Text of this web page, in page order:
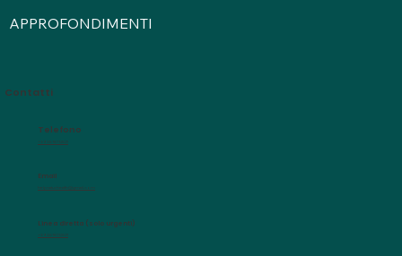
APPROFONDIMENTI
Contatti
Telefono
+39 3518112321
Email
helpnaturhealth@gmail.com
Linea diretta (solo urgenti)
+39 3518112321